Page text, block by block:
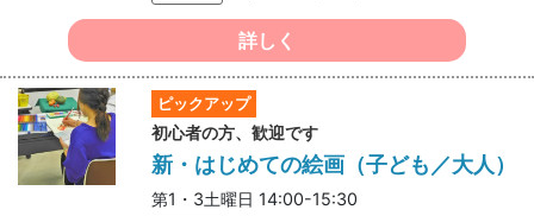
詳しく
ピックアップ
初心者の方、歓迎です
新・はじめての絵画（子ども／大人）
第1・3土曜日 14:00-15:30